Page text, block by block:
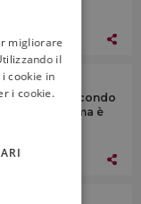
velocità secondo
c’è, ma è
ENGLISH
migliorare
il
cookie in
i cookie.